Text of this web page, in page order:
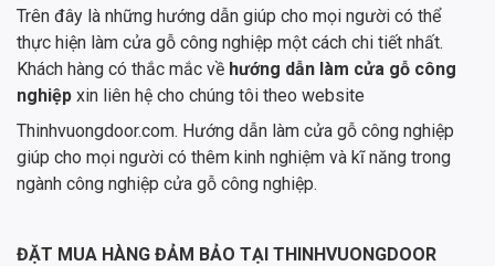
Trên đây là những hướng dẫn giúp cho mọi người có thể
thực hiện làm cửa gỗ công nghiệp một cách chi tiết nhất.
Khách hàng có thắc mắc về hướng dẫn làm cửa gỗ công
nghiệp xin liên hệ cho chúng tôi theo website
Thinhvuongdoor.com. Hướng dẫn làm cửa gỗ công nghiệp
giúp cho mọi người có thêm kinh nghiệm và kĩ năng trong
ngành công nghiệp cửa gỗ công nghiệp.
ĐẶT MUA HÀNG ĐẢM BẢO TẠI THINHVUONGDOOR